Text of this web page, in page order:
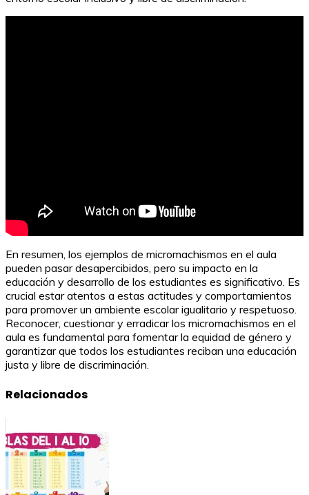
En resumen, los ejemplos de micromachismos en el aula
pueden pasar desapercibidos, pero su impacto en la
educación y desarrollo de los estudiantes es significativo. Es
crucial estar atentos a estas actitudes y comportamientos
para promover un ambiente escolar igualitario y respetuoso.
Reconocer, cuestionar y erradicar los micromachismos en el
aula es fundamental para fomentar la equidad de género y
garantizar que todos los estudiantes reciban una educación
justa y libre de discriminación.
Relacionados